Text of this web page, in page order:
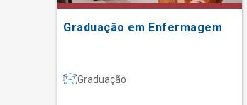
Graduação em Enfermagem
Graduação